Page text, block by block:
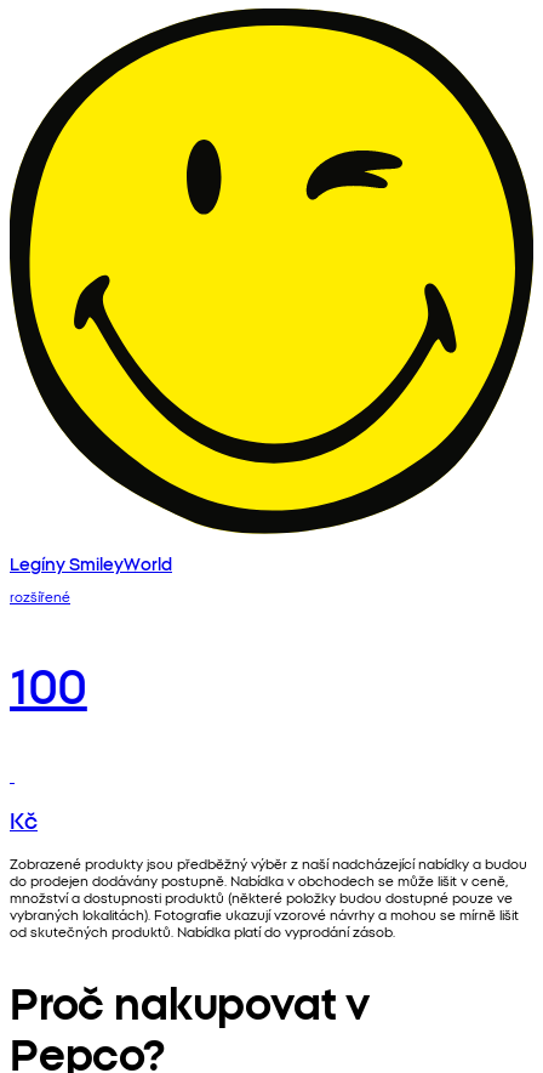
Legíny SmileyWorld
rozšířené
100
Kč
Zobrazené produkty jsou předběžný výběr z naší nadcházející nabídky a budou
do prodejen dodávány postupně. Nabídka v obchodech se může lišit v ceně,
množství a dostupnosti produktů (některé položky budou dostupné pouze ve
vybraných lokalitách). Fotografie ukazují vzorové návrhy a mohou se mírně lišit
od skutečných produktů. Nabídka platí do vyprodání zásob.
Proč nakupovat v
Pepco?